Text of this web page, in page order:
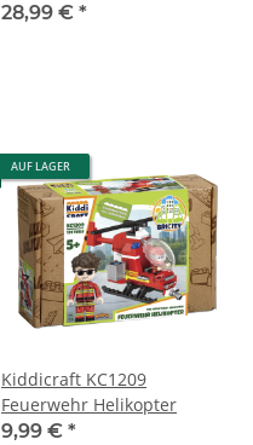
28,99 € *
AUF LAGER
Kiddicraft KC1209
Feuerwehr Helikopter
9,99 € *